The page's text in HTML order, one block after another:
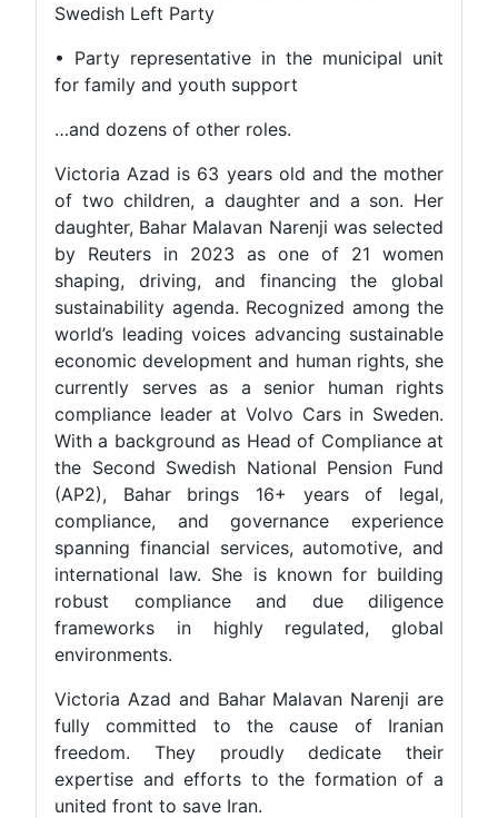
Swedish Left Party
• Party representative in the municipal unit
for family and youth support
…and dozens of other roles.
Victoria Azad is 63 years old and the mother
of two children, a daughter and a son. Her
daughter, Bahar Malavan Narenji was selected
by Reuters in 2023 as one of 21 women
shaping, driving, and financing the global
sustainability agenda. Recognized among the
world’s leading voices advancing sustainable
economic development and human rights, she
currently serves as a senior human rights
compliance leader at Volvo Cars in Sweden.
With a background as Head of Compliance at
the Second Swedish National Pension Fund
(AP2), Bahar brings 16+ years of legal,
compliance, and governance experience
spanning financial services, automotive, and
international law. She is known for building
robust compliance and due diligence
frameworks in highly regulated, global
environments.
Victoria Azad and Bahar Malavan Narenji are
fully committed to the cause of Iranian
freedom. They proudly dedicate their
expertise and efforts to the formation of a
united front to save Iran.